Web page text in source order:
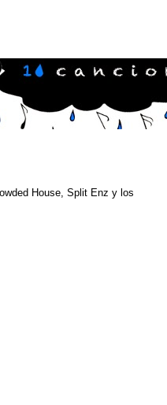
House, Split Enz y los